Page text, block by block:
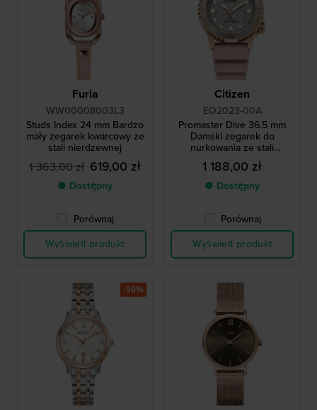
Furla
WW00008003L3
Studs Index 24 mm Bardzo
mały zegarek kwarcowy ze
stali nierdzewnej
1 363,00 zł 619,00 zł
● Dostępny
Porównaj
Wyświetl produkt
Citizen
EO2023-00A
Promaster Dive 36.5 mm
Damski zegarek do
nurkowania ze stali
nierdzewnej z datownikiem
1 188,00 zł
● Dostępny
Porównaj
Wyświetl produkt
-50%